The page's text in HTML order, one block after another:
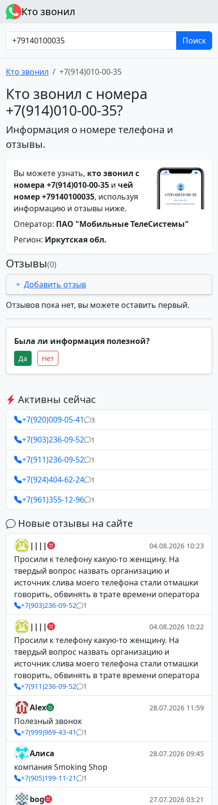
Кто звонил
Поиск
Кто звонил +7(914)010-00-35
Кто звонил с номера
+7(914)010-00-35?
Информация о номере телефона и
отзывы.
Вы можете узнать, кто звонил с
номера +7(914)010-00-35 и чей
номер +79140100035, используя
информацию и отзывы ниже.
Оператор: ПАО "Мобильные ТелеСистемы"
Регион: Иркутская обл.
Отзывы(0)
Добавить отзыв
Отзывов пока нет, вы можете оставить первый.
Была ли информация полезной?
Да Нет
Активны сейчас
+7(920)009-05-41 3
+7(903)236-09-52 1
+7(911)236-09-52 1
+7(924)404-62-24 1
+7(961)355-12-96 1
Новые отзывы на сайте
|||| 04.08.2026 10:23
Просили к телефону какую-то женщину. На
твердый вопрос назвать организацию и
источник слива моего телефона стали отмашки
говорить, обвинять в трате времени оператора
+7(903)236-09-52 1
|||| 04.08.2026 10:22
Просили к телефону какую-то женщину. На
твердый вопрос назвать организацию и
источник слива моего телефона стали отмашки
говорить, обвинять в трате времени оператора
+7(911)236-09-52 1
Alex 28.07.2026 11:59
Полезный звонок
+7(999)969-43-41 1
Алиса 28.07.2026 09:45
компания Smoking Shop
+7(905)199-11-21 1
bog 27.07.2026 03:21